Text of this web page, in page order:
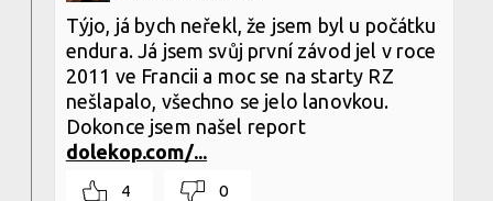
Týjo, já bych neřekl, že jsem byl u počátku
endura. Já jsem svůj první závod jel v roce
2011 ve Francii a moc se na starty RZ
nešlapalo, všechno se jelo lanovkou.
Dokonce jsem našel report
dolekop.com/...
4 0